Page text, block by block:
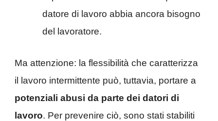
datore di lavoro abbia ancora bisogno
del lavoratore.
Ma attenzione: la flessibilità che caratterizza
il lavoro intermittente può, tuttavia, portare a
potenziali abusi da parte dei datori di
lavoro. Per prevenire ciò, sono stati stabiliti